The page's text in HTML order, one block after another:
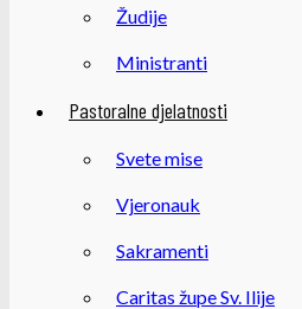
Žudije
Ministranti
Pastoralne djelatnosti
Svete mise
Vjeronauk
Sakramenti
Caritas župe Sv. Ilije